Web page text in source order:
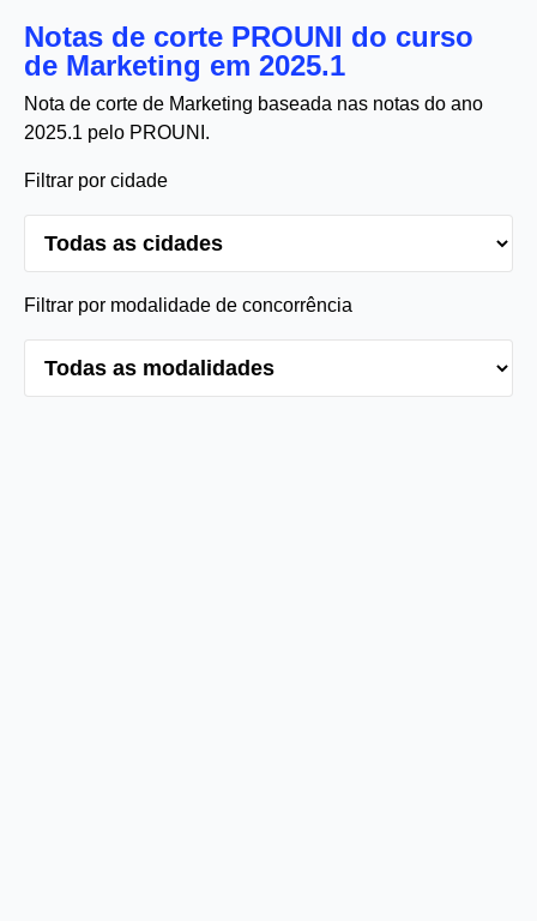
Notas de corte PROUNI do curso
de Marketing em 2025.1
Nota de corte de Marketing baseada nas notas do ano
2025.1 pelo PROUNI.
Filtrar por cidade
Filtrar por modalidade de concorrência